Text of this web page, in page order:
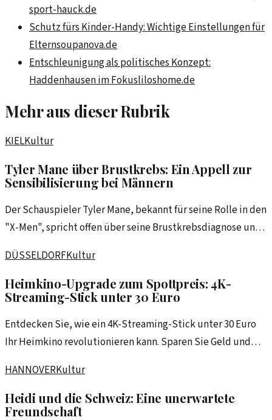
sport-hauck.de
Schutz fürs Kinder-Handy: Wichtige Einstellungen für
Elternsoupanova.de
Entschleunigung als politisches Konzept:
Haddenhausen im Fokusliloshome.de
Mehr aus dieser Rubrik
KIELKultur
Tyler Mane über Brustkrebs: Ein Appell zur
Sensibilisierung bei Männern
Der Schauspieler Tyler Mane, bekannt für seine Rolle in den
"X-Men", spricht offen über seine Brustkrebsdiagnose und
DÜSSELDORFKultur
Heimkino-Upgrade zum Spottpreis: 4K-
Streaming-Stick unter 30 Euro
Entdecken Sie, wie ein 4K-Streaming-Stick unter 30 Euro
Ihr Heimkino revolutionieren kann. Sparen Sie Geld und
HANNOVERKultur
Heidi und die Schweiz: Eine unerwartete
Freundschaft